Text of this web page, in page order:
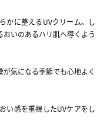
かに整えるUVクリーム。し
いのあるハリ肌へ導くよう
気になる季節でも心地よく
い感を重視したUVケアをし